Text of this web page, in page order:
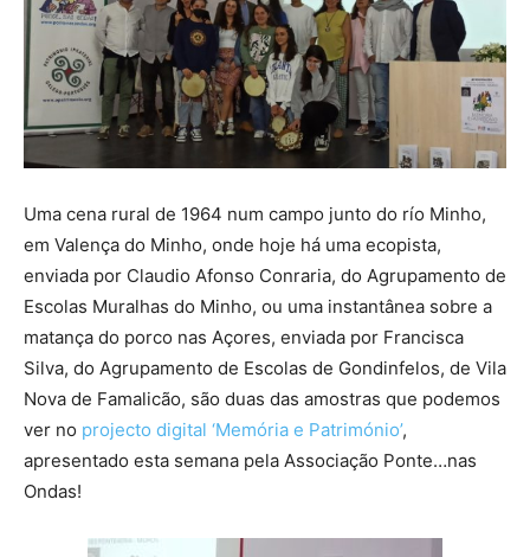
Uma cena rural de 1964 num campo junto do río Minho,
em Valença do Minho, onde hoje há uma ecopista,
enviada por Claudio Afonso Conraria, do Agrupamento de
Escolas Muralhas do Minho, ou uma instantânea sobre a
matança do porco nas Açores, enviada por Francisca
Silva, do Agrupamento de Escolas de Gondinfelos, de Vila
Nova de Famalicão, são duas das amostras que podemos
ver no projecto digital ‘Memória e Património’,
apresentado esta semana pela Associação Ponte…nas
Ondas!